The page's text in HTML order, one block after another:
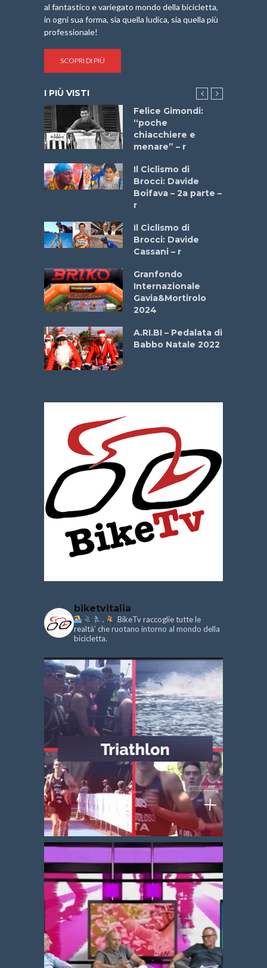
al fantastico e variegato mondo della bicicletta,
in ogni sua forma, sia quella ludica, sia quella più
professionale!
SCOPRI DI PIÙ
I PIÙ VISTI
Felice Gimondi:
“poche
chiacchiere e
menare” – r
Il Ciclismo di
Brocci: Davide
Boifava – 2a parte –
r
Il Ciclismo di
Brocci: Davide
Cassani – r
Granfondo
Internazionale
Gavia&Mortirolo
2024
A.RI.BI – Pedalata di
Babbo Natale 2022
biketvitalia
.
BikeTv raccoglie tutte le
realtà’ che ruotano intorno al mondo della
bicicletta.